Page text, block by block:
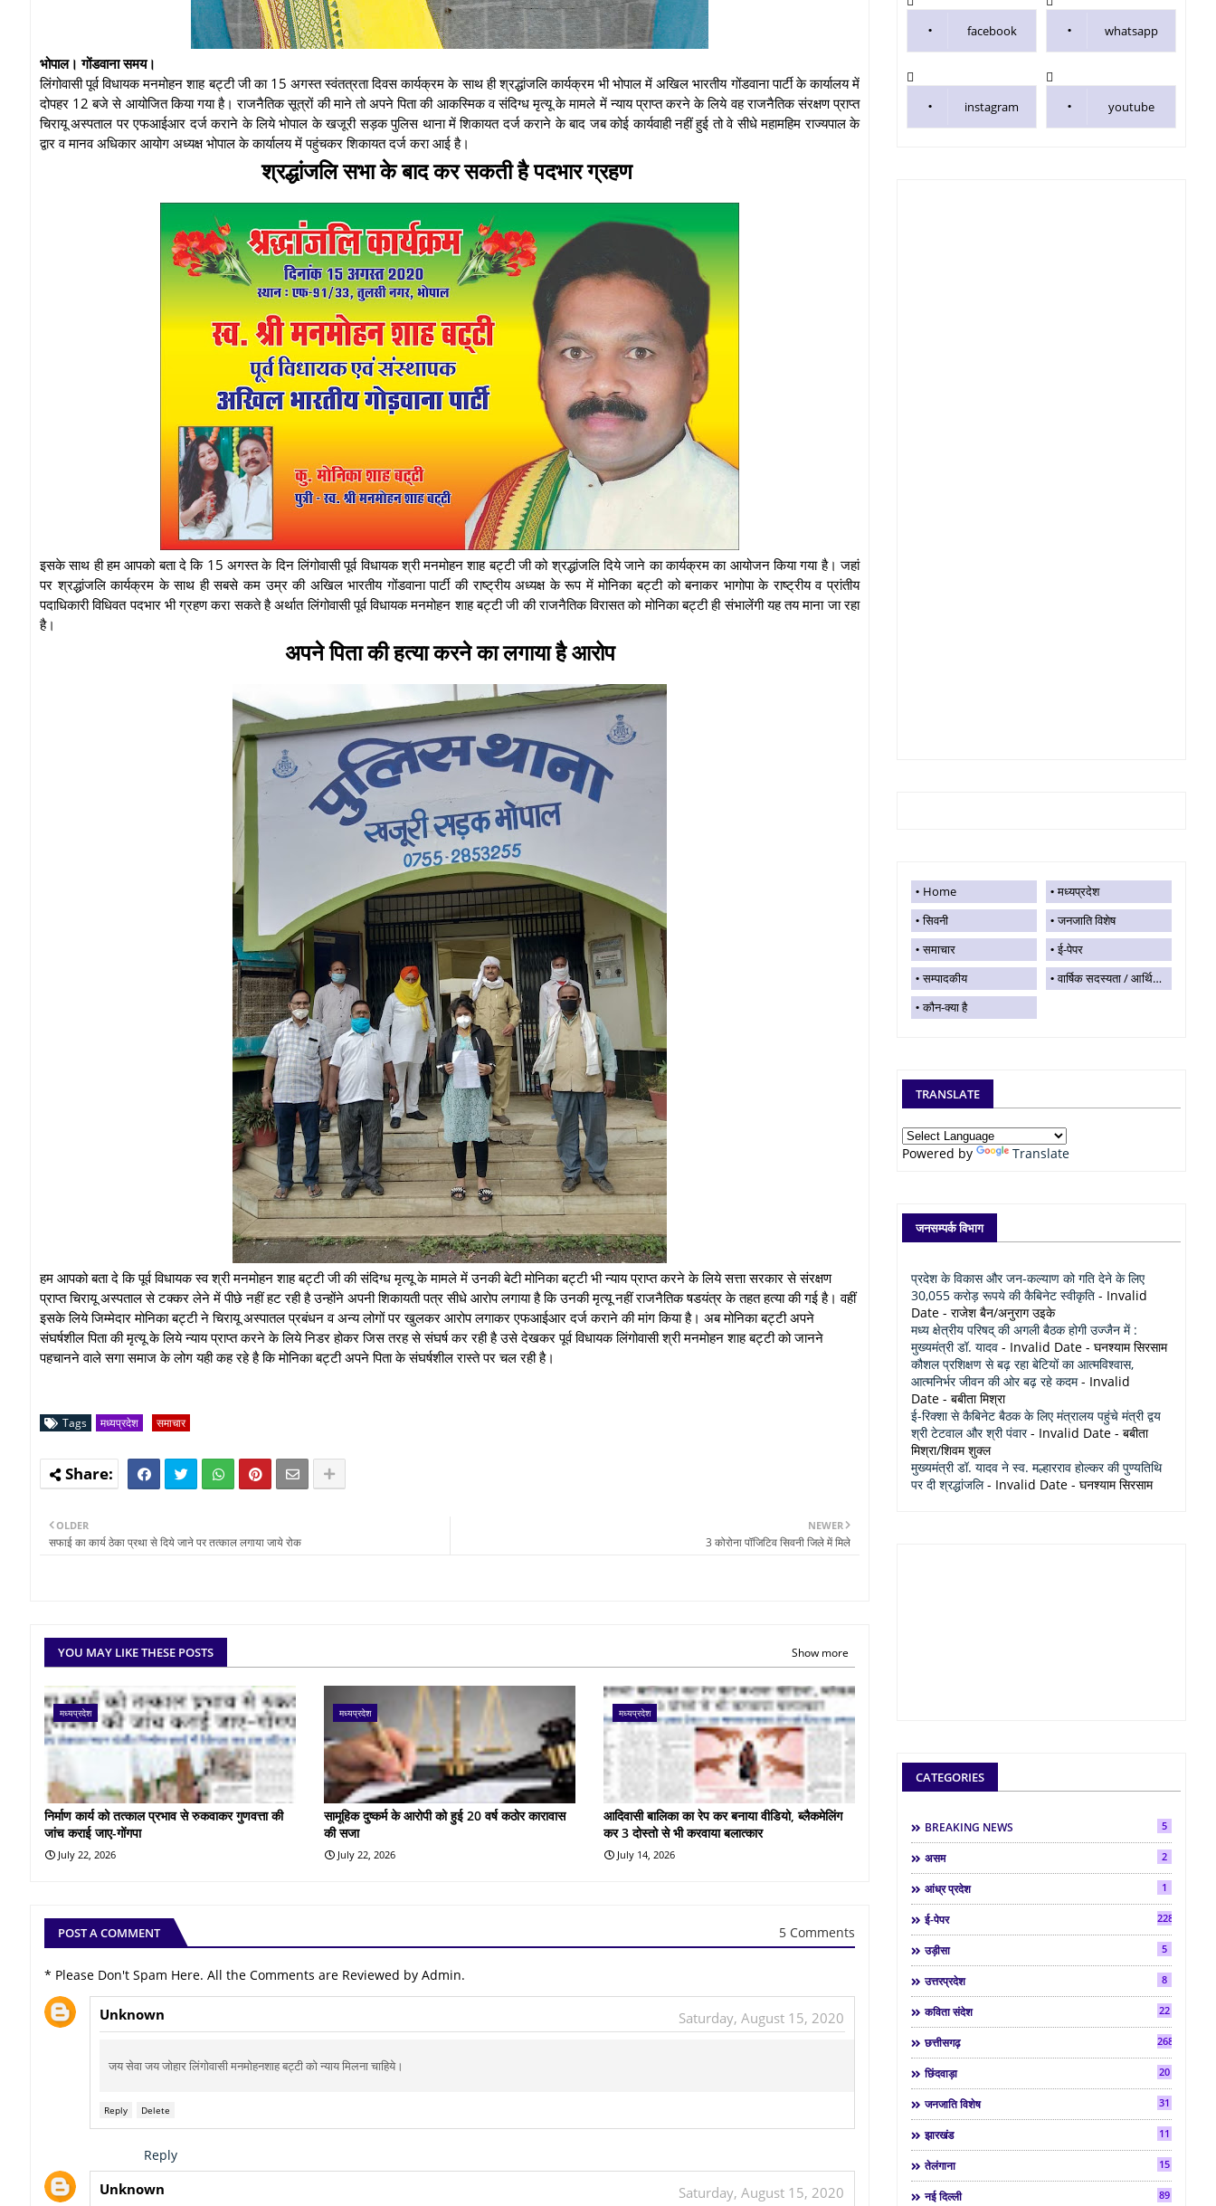
भोपाल। गोंडवाना समय।
लिंगोवासी पूर्व विधायक मनमोहन शाह बट्टी जी का 15 अगस्त स्वंतत्रता दिवस कार्यक्रम के साथ ही श्रद्धांजलि कार्यक्रम भी भोपाल में अखिल भारतीय गोंडवाना पार्टी के कार्यालय में
दोपहर 12 बजे से आयोजित किया गया है। राजनैतिक सूत्रों की माने तो अपने पिता की आकस्मिक व संदिग्ध मृत्यू के मामले में न्याय प्राप्त करने के लिये वह राजनैतिक संरक्षण प्राप्त
चिरायू अस्पताल पर एफआईआर दर्ज कराने के लिये भोपाल के खजूरी सड़क पुलिस थाना में शिकायत दर्ज कराने के बाद जब कोई कार्यवाही नहीं हुई तो वे सीधे महामहिम राज्यपाल के
द्वार व मानव अधिकार आयोग अध्यक्ष भोपाल के कार्यालय में पहुंचकर शिकायत दर्ज करा आई है।
श्रद्धांजलि सभा के बाद कर सकती है पदभार ग्रहण
इसके साथ ही हम आपको बता दे कि 15 अगस्त के दिन लिंगोवासी पूर्व विधायक श्री मनमोहन शाह बट्टी जी को श्रद्धांजलि दिये जाने का कार्यक्रम का आयोजन किया गया है। जहां
पर श्रद्धांजलि कार्यक्रम के साथ ही सबसे कम उम्र की अखिल भारतीय गोंडवाना पार्टी की राष्ट्रीय अध्यक्ष के रूप में मोनिका बट्टी को बनाकर भागोपा के राष्ट्रीय व प्रांतीय
पदाधिकारी विधिवत पदभार भी ग्रहण करा सकते है अर्थात लिंगोवासी पूर्व विधायक मनमोहन शाह बट्टी जी की राजनैतिक विरासत को मोनिका बट्टी ही संभालेंगी यह तय माना जा रहा
है।
अपने पिता की हत्या करने का लगाया है आरोप
हम आपको बता दे कि पूर्व विधायक स्व श्री मनमोहन शाह बट्टी जी की संदिग्ध मृत्यू के मामले में उनकी बेटी मोनिका बट्टी भी न्याय प्राप्त करने के लिये सत्ता सरकार से संरक्षण
प्राप्त चिरायू अस्पताल से टक्कर लेने में पीछे नहीं हट रही है उन्होंने अपनी शिकायती पत्र सीधे आरोप लगाया है कि उनकी मृत्यू नहीं राजनैतिक षडयंत्र के तहत हत्या की गई है। वहीं
इसके लिये जिम्मेदार मोनिका बट्टी ने चिरायू अस्पातल प्रबंधन व अन्य लोगों पर खुलकर आरोप लगाकर एफआईआर दर्ज कराने की मांग किया है। अब मोनिका बट्टी अपने
संघर्षशील पिता की मृत्यू के लिये न्याय प्राप्त करने के लिये निडर होकर जिस तरह से संघर्ष कर रही है उसे देखकर पूर्व विधायक लिंगोवासी श्री मनमोहन शाह बट्टी को जानने
पहचानने वाले सगा समाज के लोग यही कह रहे है कि मोनिका बट्टी अपने पिता के संघर्षशील रास्ते पर चल रही है।
Tags मध्यप्रदेश समाचार
NEWER
3 कोरोना पॉजिटिव सिवनी जिले में मिले
OLDER
सफाई का कार्य ठेका प्रथा से दिये जाने पर तत्काल लगाया जाये रोक
YOU MAY LIKE THESE POSTS Show more
मध्यप्रदेश
निर्माण कार्य को तत्काल प्रभाव से रुकवाकर गुणवत्ता की
जांच कराई जाए-गोंगपा
July 22, 2026
मध्यप्रदेश
सामूहिक दुष्कर्म के आरोपी को हुई 20 वर्ष कठोर कारावास
की सजा
July 22, 2026
मध्यप्रदेश
आदिवासी बालिका का रेप कर बनाया वीडियो, ब्लैकमेलिंग
कर 3 दोस्तो से भी करवाया बलात्कार
July 14, 2026
POST A COMMENT 5 Comments
* Please Don't Spam Here. All the Comments are Reviewed by Admin.
Unknown Saturday, August 15, 2020
जय सेवा जय जोहार लिंगोवासी मनमोहनशाह बट्टी को न्याय मिलना चाहिये।
Reply Delete
Reply
Unknown Saturday, August 15, 2020
facebook whatsapp
instagram youtube
Home
मध्यप्रदेश
सिवनी
जनजाति विशेष
समाचार
ई-पेपर
सम्पादकीय
वार्षिक सदस्यता / आर्थिक सहयोग
कौन-क्या है
TRANSLATE
Powered by Translate
जनसम्पर्क विभाग
प्रदेश के विकास और जन-कल्याण को गति देने के लिए
30,055 करोड़ रूपये की कैबिनेट स्वीकृति - Invalid
Date - राजेश बैन/अनुराग उइके
मध्य क्षेत्रीय परिषद् की अगली बैठक होगी उज्जैन में :
मुख्यमंत्री डॉ. यादव - Invalid Date - घनश्याम सिरसाम
कौशल प्रशिक्षण से बढ़ रहा बेटियों का आत्मविश्वास,
आत्मनिर्भर जीवन की ओर बढ़ रहे कदम- Invalid
Date - बबीता मिश्रा
ई-रिक्शा से कैबिनेट बैठक के लिए मंत्रालय पहुंचे मंत्री द्वय
श्री टेटवाल और श्री पंवार- Invalid Date - बबीता
मिश्रा/शिवम शुक्ल
मुख्यमंत्री डॉ. यादव ने स्व. मल्हारराव होल्कर की पुण्यतिथि
पर दी श्रद्धांजलि- Invalid Date - घनश्याम सिरसाम
CATEGORIES
BREAKING NEWS 5
असम 2
आंध्र प्रदेश 1
ई-पेपर 2286
उड़ीसा 5
उत्तरप्रदेश 8
कविता संदेश 22
छत्तीसगढ़ 268
छिंदवाड़ा 20
जनजाति विशेष 31
झारखंड 11
तेलंगाना 15
नई दिल्ली 89